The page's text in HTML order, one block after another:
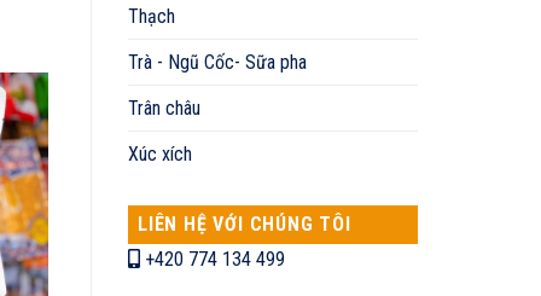
Thạch
Trà - Ngũ Cốc- Sữa pha
Trân châu
Xúc xích
LIÊN HỆ VỚI CHÚNG TÔI
+420 774 134 499